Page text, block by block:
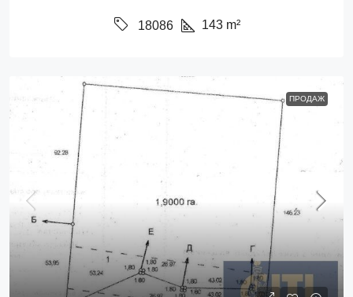
18086 143 m²
ПРОДАЖ